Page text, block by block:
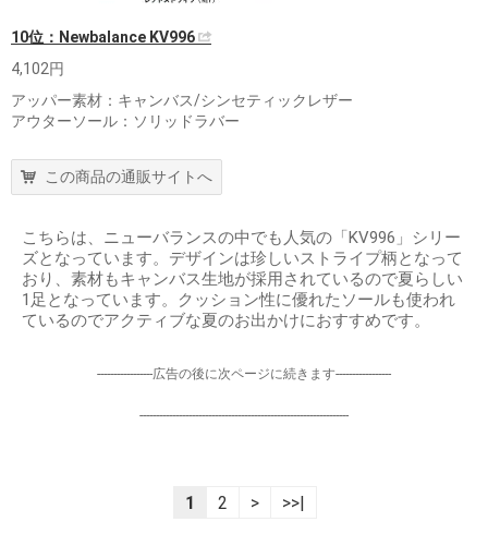
10位：Newbalance KV996
4,102円
アッパー素材：キャンバス/シンセティックレザー
アウターソール：ソリッドラバー
この商品の通販サイトへ
こちらは、ニューバランスの中でも人気の「KV996」シリー
ズとなっています。デザインは珍しいストライプ柄となって
おり、素材もキャンバス生地が採用されているので夏らしい
1足となっています。クッション性に優れたソールも使われ
ているのでアクティブな夏のお出かけにおすすめです。
-----------------広告の後に次ページに続きます-----------------
----------------------------------------------------------------
1 2 > >>|